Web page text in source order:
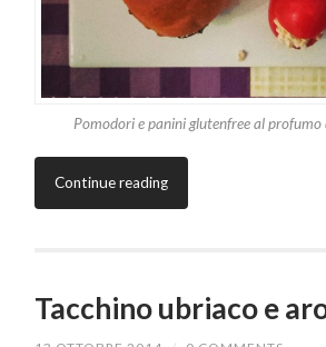
Pomodori e panini glutenfree al profumo
Continue reading
Tacchino ubriaco e